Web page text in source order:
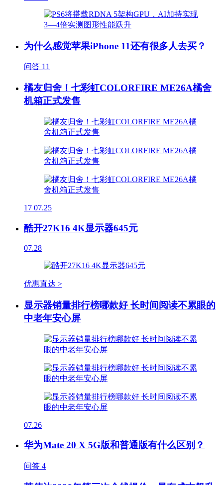
为什么感觉苹果iPhone 11还有很多人去买？
问答 11
橘友归舍！七彩虹COLORFIRE ME26A橘舍
机箱正式发售
17 07.25
酷开27K16 4K显示器645元
07.28
优惠直达 >
显示器销量排行榜哪款好 长时间阅读不累眼的
中老年安心屏
07.26
华为Mate 20 X 5G版和普通版有什么区别？
问答 4